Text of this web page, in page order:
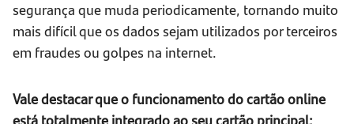
segurança que muda periodicamente, tornando muito
mais difícil que os dados sejam utilizados por terceiros
em fraudes ou golpes na internet.
Vale destacar que o funcionamento do cartão online
está totalmente integrado ao seu cartão principal: